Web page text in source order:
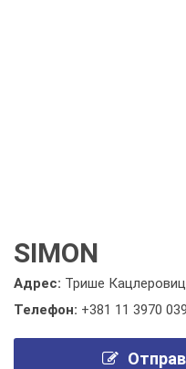
SIMON
Адрес: Трише
Телефон: +381 11 3970 039